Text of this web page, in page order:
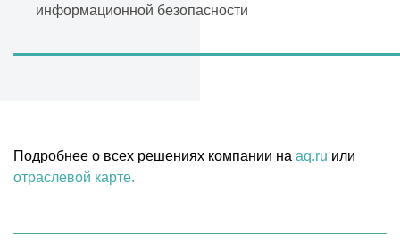
информационной безопасности
Подробнее о всех решениях компании на aq.ru или
отраслевой карте.